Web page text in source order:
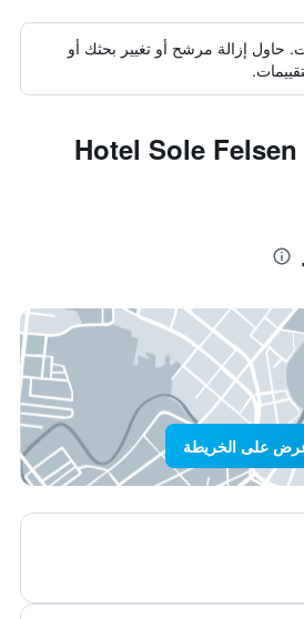
حاول إزالة مرشح أو تغيير بحثك أو
فنادق مشابهة لـ Hotel Sole Felsen
على الخريطة